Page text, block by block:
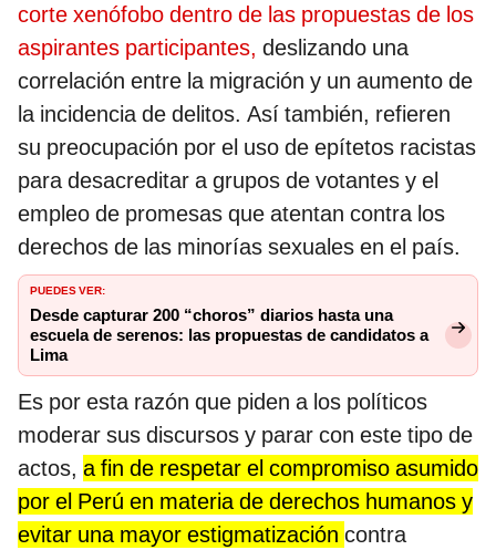
corte xenófobo dentro de las propuestas de los
aspirantes participantes, deslizando una
correlación entre la migración y un aumento de
la incidencia de delitos. Así también, refieren
su preocupación por el uso de epítetos racistas
para desacreditar a grupos de votantes y el
empleo de promesas que atentan contra los
derechos de las minorías sexuales en el país.
PUEDES VER:
Desde capturar 200 “choros” diarios hasta una
escuela de serenos: las propuestas de candidatos a
Lima
Es por esta razón que piden a los políticos
moderar sus discursos y parar con este tipo de
actos, a fin de respetar el compromiso asumido
por el Perú en materia de derechos humanos y
evitar una mayor estigmatización contra